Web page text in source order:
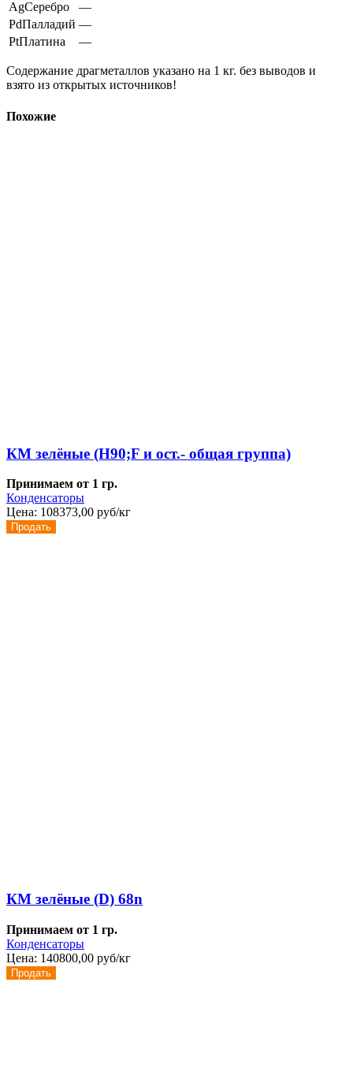
AgСеребро
—
PdПалладий —
PtПлатина —
Содержание драгметаллов указано на 1 кг. без выводов и
взято из открытых источников!
Похожие
КМ зелёные (H90;F и ост.- общая группа)
Принимаем от 1 гр.
Конденсаторы
Цена: 108373,00 руб/кг
Продать
КМ зелёные (D) 68n
Принимаем от 1 гр.
Конденсаторы
Цена: 140800,00 руб/кг
Продать